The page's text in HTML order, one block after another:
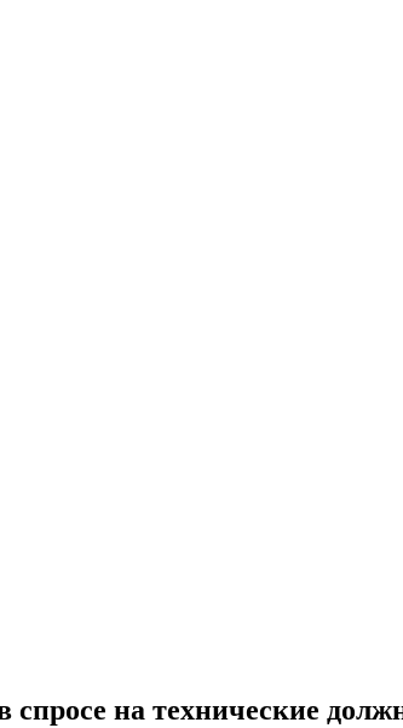
спросе на технические